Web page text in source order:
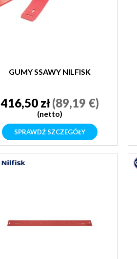
GUMY SSAWY NILFISK
416,50 zł(89,19 €)
(netto)
SPRAWDŹ SZCZEGÓŁY